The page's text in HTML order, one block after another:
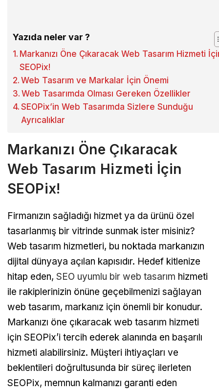
Yazıda neler var ?
Markanızı Öne Çıkaracak Web Tasarım Hizmeti
SEOPix!
Web Tasarım ve Markalar İçin Önemi
Web Tasarımda Olması Gereken Özellikler
SEOPix’in Web Tasarımda Sizlere Sunduğu
Ayrıcalıklar
Markanızı Öne Çıkaracak
Web Tasarım Hizmeti İçin
SEOPix!
Firmanızın sağladığı hizmet ya da ürünü özel
tasarlanmış bir vitrinde sunmak ister misiniz?
Web tasarım hizmetleri, bu noktada markanızın
dijital dünyaya açılan kapısıdır. Hedef kitlenize
hitap eden, SEO uyumlu bir web tasarım hizmeti
ile rakiplerinizin önüne geçebilmenizi sağlayan
web tasarım, markanız için önemli bir konudur.
Markanızı öne çıkaracak web tasarım hizmeti
için SEOPix’i tercih ederek alanında en başarılı
hizmeti alabilirsiniz. Müşteri ihtiyaçları ve
beklentileri doğrultusunda bir süreç ilerleten
SEOPix, memnun kalmanızı garanti eden